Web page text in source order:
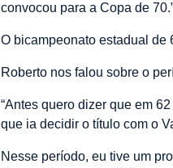
convocou para a Copa de
O bicampeonato estadual de
Roberto nos falou sobre o
“Antes quero dizer que em
que ia decidir o título com o
Nesse período, eu tive um